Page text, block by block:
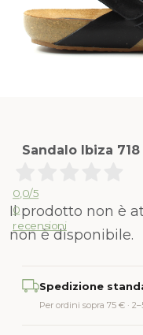
Sandalo Ibiza
0,0/5
0
recensioni
Il prodotto non è
non è disponibile.
Spedizione
Per ordini sopra 75 € ·